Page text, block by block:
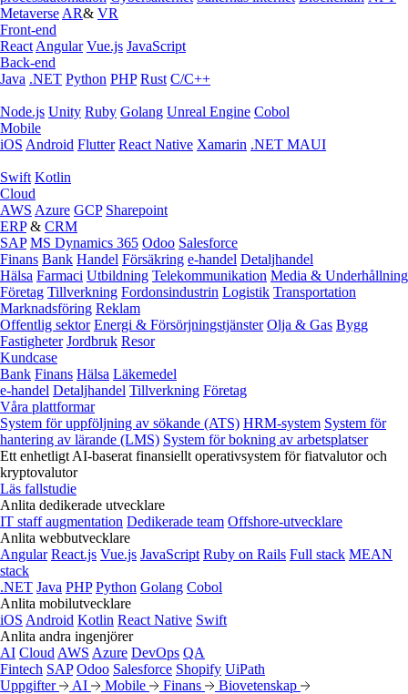
Metaverse AR& VR
Front-end
React Angular Vue.js JavaScript
Back-end
Java .NET Python PHP Rust C/C++
Node.js Unity Ruby Golang Unreal Engine Cobol
Mobile
iOS Android Flutter React Native Xamarin .NET MAUI
Swift Kotlin
Cloud
AWS Azure GCP Sharepoint
ERP& CRM
SAP MS Dynamics 365 Odoo Salesforce
Finans Bank Handel Försäkring e‑handel Detaljhandel
Hälsa Farmaci Utbildning Telekommunikation Media & Underhållning
Företag Tillverkning Fordonsindustrin Logistik Transportation
Marknadsföring Reklam
Offentlig sektor Energi & Försörjningstjänster Olja & Gas Bygg
Fastigheter Jordbruk Resor
Kundcase
Bank Finans Hälsa Läkemedel
e‑handel Detaljhandel Tillverkning Företag
Våra plattformar
System för uppföljning av sökande (ATS) HRM-system System för
hantering av lärande (LMS) System för bokning av arbetsplatser
Ett enhetligt AI-baserat finansiellt operativsystem för fiatvalutor och
kryptovalutor
Läs fallstudie
Anlita dedikerade utvecklare
IT staff augmentation Dedikerade team Offshore-utvecklare
Anlita webbutvecklare
Angular React.js Vue.js JavaScript Ruby on Rails Full stack MEAN
stack
.NET Java PHP Python Golang Cobol
Anlita mobilutvecklare
iOS Android Kotlin React Native Swift
Anlita andra ingenjörer
AI Cloud AWS Azure DevOps QA
Fintech SAP Odoo Salesforce Shopify UiPath
Uppgifter
AI Mobile Finans Biovetenskap